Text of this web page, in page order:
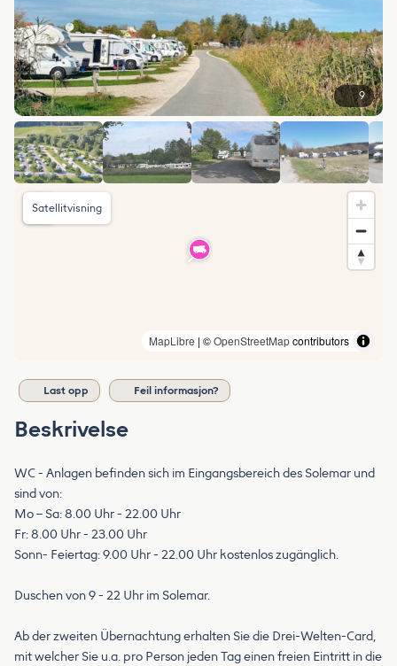
9
MapLibre | ©OpenStreetMapcontributors
Satellitvisning
Last opp Feil informasjon?
Beskrivelse
WC - Anlagen befinden sich im Eingangsbereich des Solemar und
sind von:
Mo – Sa: 8.00 Uhr - 22.00 Uhr
Fr: 8.00 Uhr - 23.00 Uhr
Sonn- Feiertag: 9.00 Uhr - 22.00 Uhr kostenlos zugänglich.
Duschen von 9 - 22 Uhr im Solemar.
Ab der zweiten Übernachtung erhalten Sie die Drei-Welten-Card,
mit welcher Sie u.a. pro Person jeden Tag einen freien Eintritt in die